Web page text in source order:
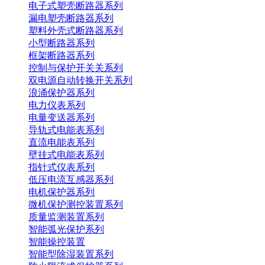
电子式塑壳断路器系列
漏电塑壳断路器系列
塑料外壳式断路器系列
小型断路器系列
框架断路器系列
控制与保护开关关系列
双电源自动转换开关系列
浪涌保护器系列
电力仪表系列
电量变送器系列
导轨式电能表系列
直流电能表系列
壁挂式电能表系列
指针式仪表系列
低压电流互感器系列
电机保护器系列
微机保护测控装置系列
质量监测装置系列
智能弧光保护系列
智能操控装置
智能型除湿装置系列